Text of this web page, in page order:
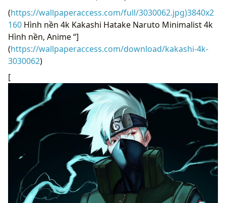
(https://wallpaperaccess.com/full/3030062.jpg)3840x2
160 Hình nền 4k Kakashi Hatake Naruto Minimalist 4k
Hình nền, Anime “]
(https://wallpaperaccess.com/download/kakashi-4k-
3030062)
[